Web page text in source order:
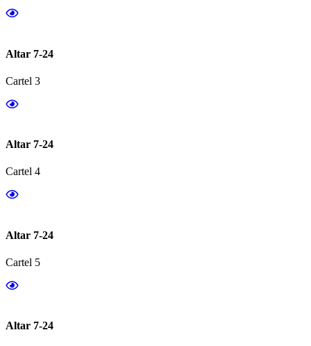
Altar 7-24
Cartel 3
Altar 7-24
Cartel 4
Altar 7-24
Cartel 5
Altar 7-24